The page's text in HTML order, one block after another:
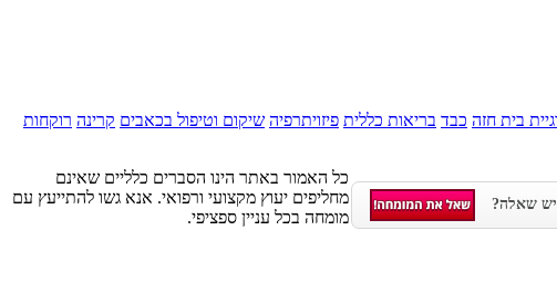
בית חזה כבד בריאות כללית פיזויתרפיה שיקום וטיפול בכאבים קרינה רוקחות
יש שאלה?
כל האמור באתר הינו הסברים כלליים שאינם
מחליפים יעוץ מקצועי ורפואי. אנא גשו להתייעץ עם
מומחה בכל עניין ספציפי.